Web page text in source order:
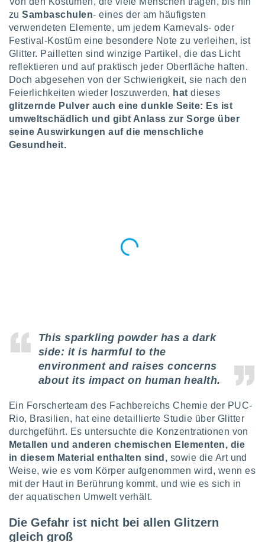
oder
Partner
es uns
das
der
Profil zu
Ihnen
Inhalte
Weitere
weiterhin
Sie
In
werden
dass wir
der
zu Sambaschulen- eines der am häufigsten
verwendeten Elemente, um jedem Karnevals- oder
Festival-Kostüm eine besondere Note zu verleihen, ist
Glitter. Pailletten sind winzige Partikel, die das Licht
reflektieren und auf praktisch jeder Oberfläche haften.
Doch abgesehen von der Schwierigkeit, sie nach den
Feierlichkeiten wieder loszuwerden, hat dieses
glitzernde Pulver auch eine dunkle Seite: Es ist
umweltschädlich und gibt Anlass zur Sorge über
seine Auswirkungen auf die menschliche
Gesundheit.
This sparkling powder has a dark
side: it is harmful to the
environment and raises concerns
about its impact on human health.
Ein Forscherteam des Fachbereichs Chemie der PUC-
Rio, Brasilien, hat eine detaillierte Studie über Glitter
durchgeführt. Es untersuchte die Konzentrationen von
Metallen und anderen chemischen Elementen, die
in diesem Material enthalten sind, sowie die Art und
Weise, wie es vom Körper aufgenommen wird, wenn es
mit der Haut in Berührung kommt, und wie es sich in
der aquatischen Umwelt verhält.
Die Gefahr ist nicht bei allen Glitzern
gleich groß